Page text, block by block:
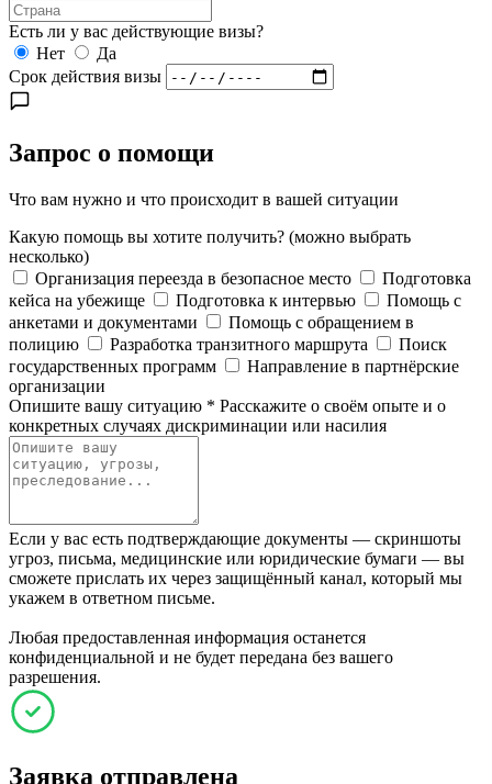
Есть ли у вас действующие визы?
Нет
Да
Срок действия визы
Запрос о помощи
Что вам нужно и что происходит в вашей ситуации
Какую помощь вы хотите получить? (можно выбрать
несколько)
Организация переезда в безопасное место
Подготовка
кейса на убежище
Подготовка к интервью
Помощь с
анкетами и документами
Помощь с обращением в
полицию
Разработка транзитного маршрута
Поиск
государственных программ
Направление в партнёрские
организации
Опишите вашу ситуацию * Расскажите о своём опыте и о
конкретных случаях дискриминации или насилия
Если у вас есть подтверждающие документы — скриншоты
угроз, письма, медицинские или юридические бумаги — вы
сможете прислать их через защищённый канал, который мы
укажем в ответном письме.
Любая предоставленная информация останется
конфиденциальной и не будет передана без вашего
разрешения.
Заявка отправлена